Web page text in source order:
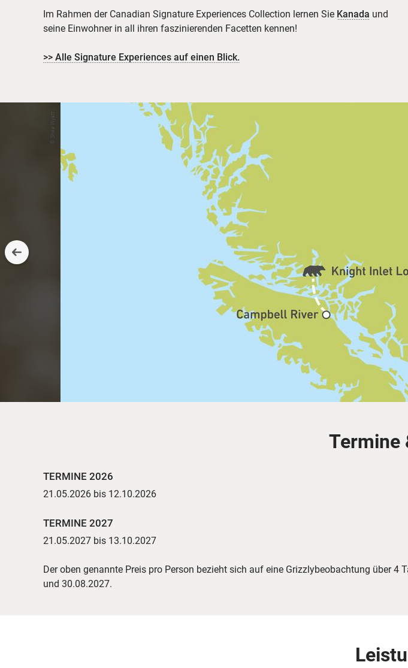
Im Rahmen der Canadian Signature Experiences Collection lernen Sie Kanada und
seine Einwohner in all ihren faszinierenden Facetten kennen!
>> Alle Signature Experiences auf einen Blick.
© Shea Wyatt
Termine
TERMINE 2026
21.05.2026 bis 12.10.2026
TERMINE 2027
21.05.2027 bis 13.10.2027
Der oben genannte Preis pro Person bezieht sich auf eine Grizzlybeobachtung über
und 30.08.2027.